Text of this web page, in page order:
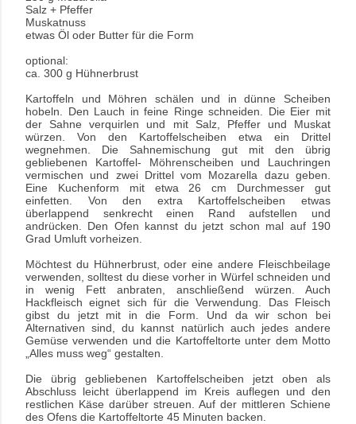
Salz + Pfeffer
Muskatnuss
etwas Öl oder Butter für die Form
optional:
ca. 300 g Hühnerbrust
Kartoffeln und Möhren schälen und in dünne Scheiben
hobeln. Den Lauch in feine Ringe schneiden. Die Eier mit
der Sahne verquirlen und mit Salz, Pfeffer und Muskat
würzen. Von den Kartoffelscheiben etwa ein Drittel
wegnehmen. Die Sahnemischung gut mit den übrig
gebliebenen Kartoffel- Möhrenscheiben und Lauchringen
vermischen und zwei Drittel vom Mozarella dazu geben.
Eine Kuchenform mit etwa 26 cm Durchmesser gut
einfetten. Von den extra Kartoffelscheiben etwas
überlappend senkrecht einen Rand aufstellen und
andrücken. Den Ofen kannst du jetzt schon mal auf 190
Grad Umluft vorheizen.
Möchtest du Hühnerbrust, oder eine andere Fleischbeilage
verwenden, solltest du diese vorher in Würfel schneiden und
in wenig Fett anbraten, anschließend würzen. Auch
Hackfleisch eignet sich für die Verwendung. Das Fleisch
gibst du jetzt mit in die Form. Und da wir schon bei
Alternativen sind, du kannst natürlich auch jedes andere
Gemüse verwenden und die Kartoffeltorte unter dem Motto
„Alles muss weg“ gestalten.
Die übrig gebliebenen Kartoffelscheiben jetzt oben als
Abschluss leicht überlappend im Kreis auflegen und den
restlichen Käse darüber streuen. Auf der mittleren Schiene
des Ofens die Kartoffeltorte 45 Minuten backen.